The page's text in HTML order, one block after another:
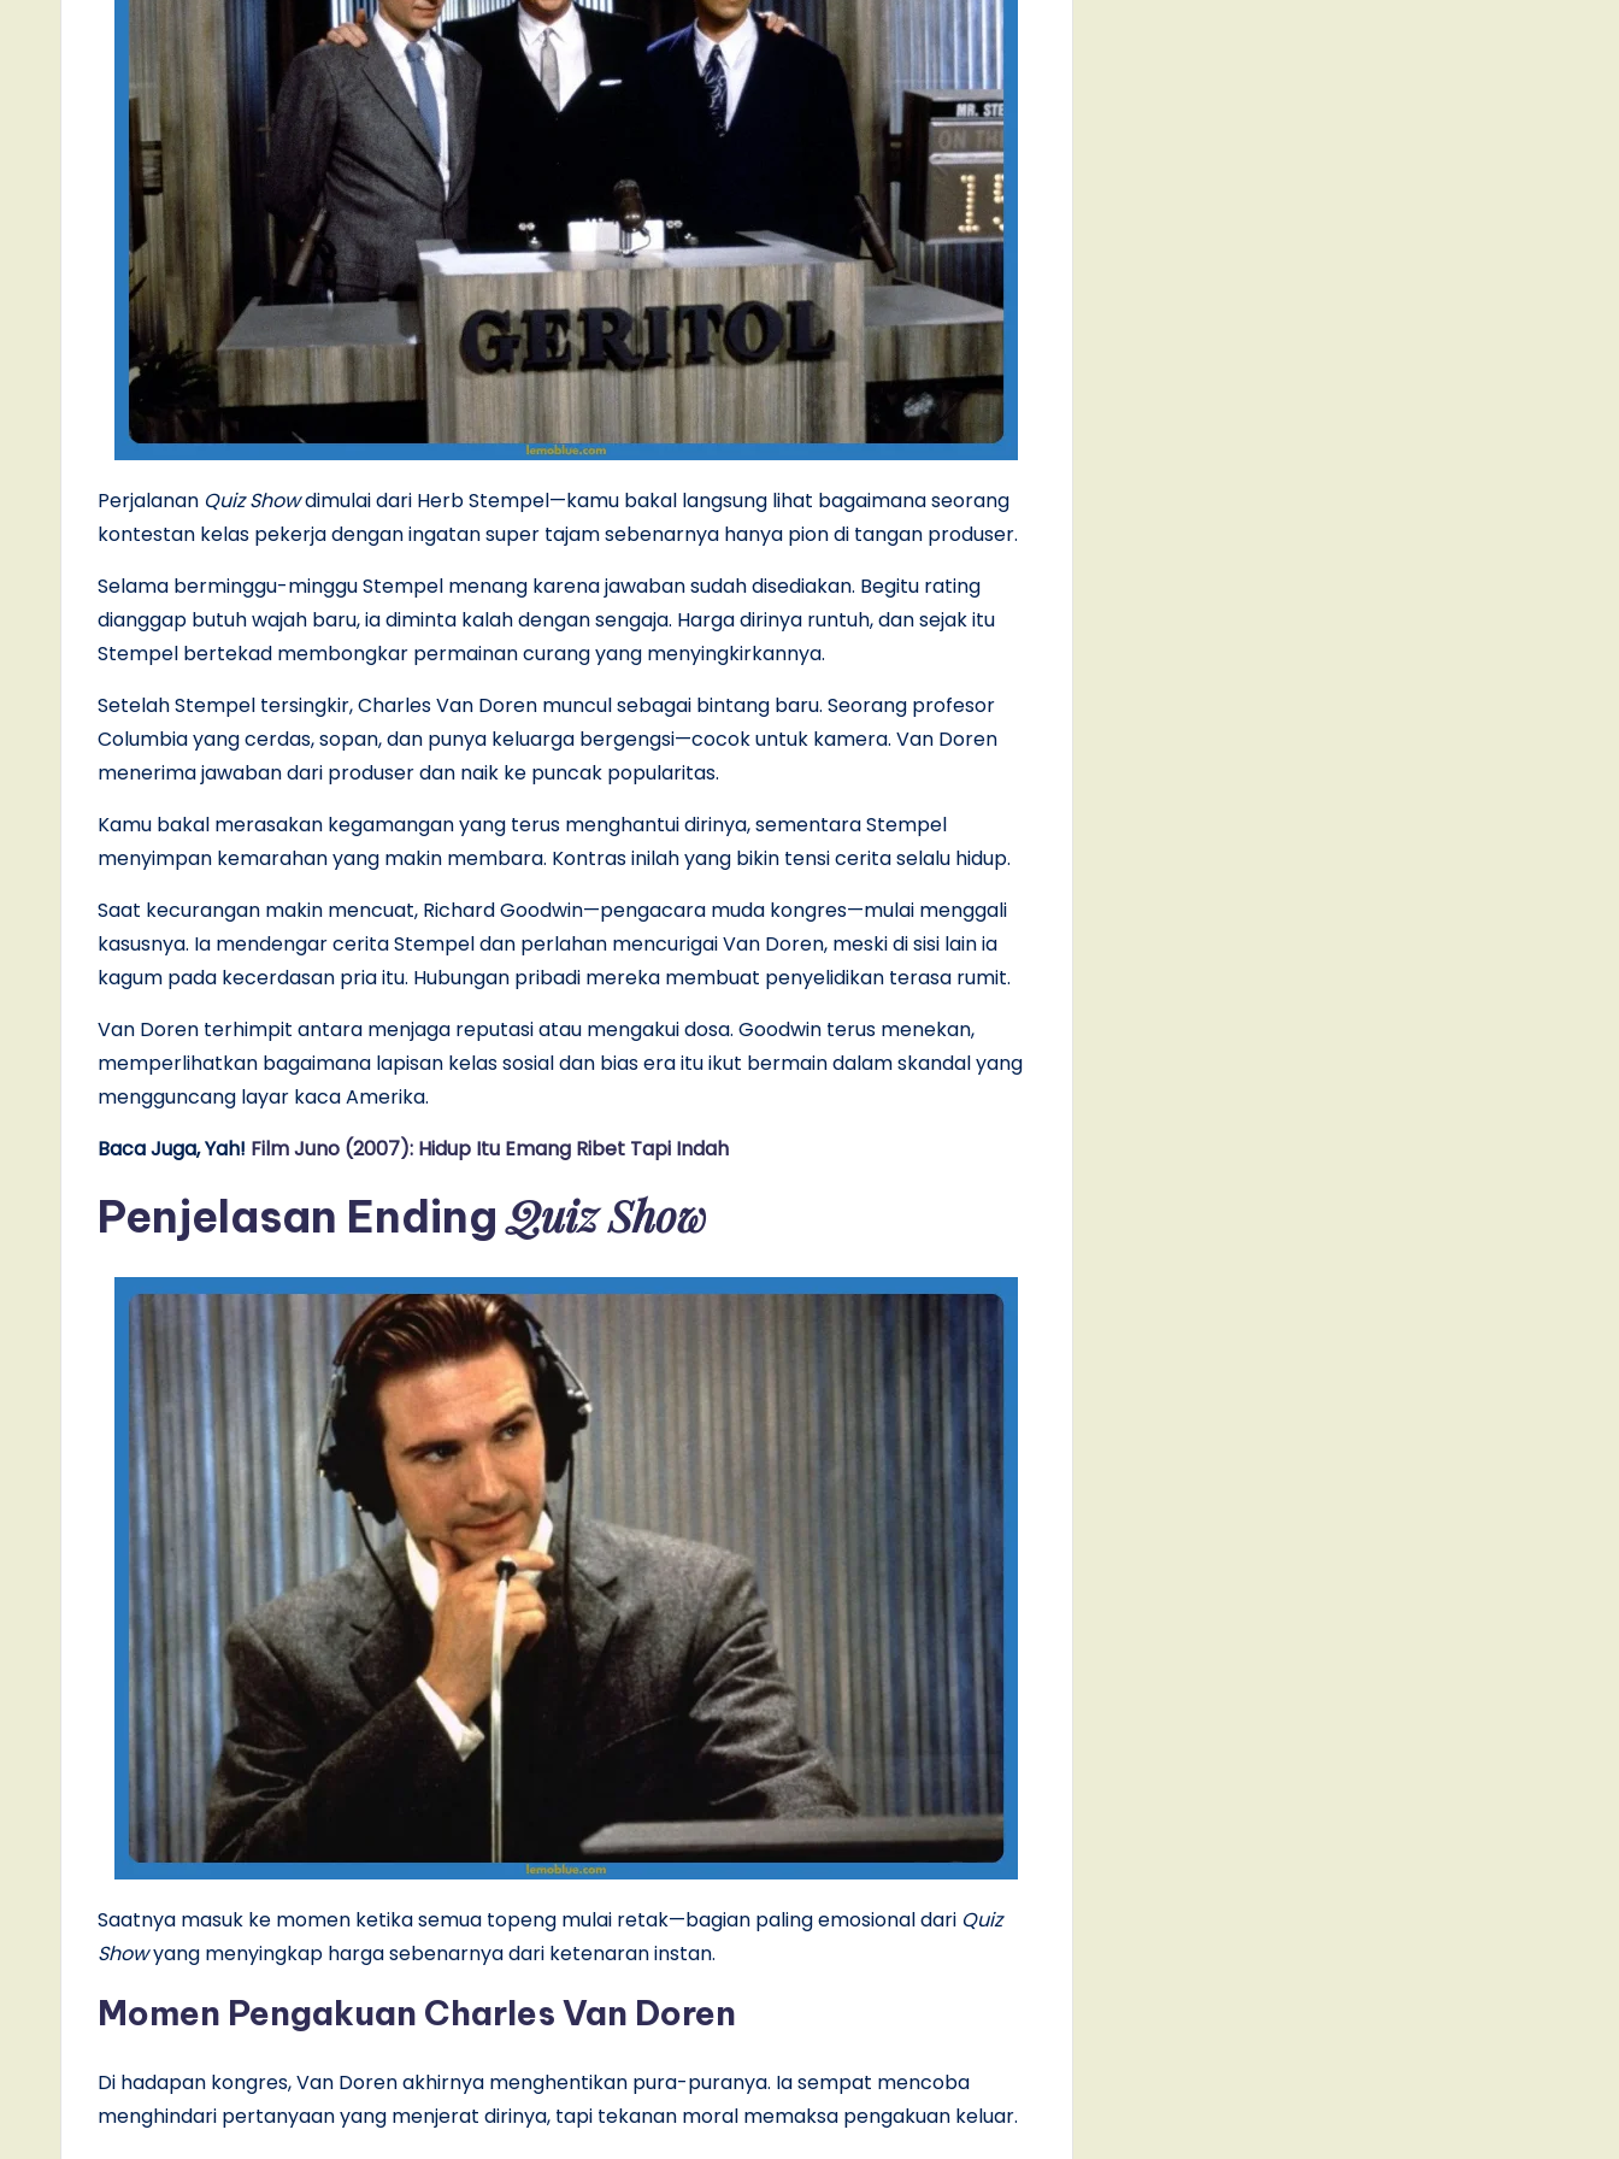
Perjalanan Quiz Showdimulai dari Herb Stempel—kamu bakal langsung lihat bagaimana seorang
kontestan kelas pekerja dengan ingatan super tajam sebenarnya hanya pion di tangan produser.
Selama berminggu-minggu Stempel menang karena jawaban sudah disediakan. Begitu rating
dianggap butuh wajah baru, ia diminta kalah dengan sengaja. Harga dirinya runtuh, dan sejak itu
Stempel bertekad membongkar permainan curang yang menyingkirkannya.
Setelah Stempel tersingkir, Charles Van Doren muncul sebagai bintang baru. Seorang profesor
Columbia yang cerdas, sopan, dan punya keluarga bergengsi—cocok untuk kamera. Van Doren
menerima jawaban dari produser dan naik ke puncak popularitas.
Kamu bakal merasakan kegamangan yang terus menghantui dirinya, sementara Stempel
menyimpan kemarahan yang makin membara. Kontras inilah yang bikin tensi cerita selalu hidup.
Saat kecurangan makin mencuat, Richard Goodwin—pengacara muda kongres—mulai menggali
kasusnya. Ia mendengar cerita Stempel dan perlahan mencurigai Van Doren, meski di sisi lain ia
kagum pada kecerdasan pria itu. Hubungan pribadi mereka membuat penyelidikan terasa rumit.
Van Doren terhimpit antara menjaga reputasi atau mengakui dosa. Goodwin terus menekan,
memperlihatkan bagaimana lapisan kelas sosial dan bias era itu ikut bermain dalam skandal yang
mengguncang layar kaca Amerika.
Baca Juga, Yah! Film Juno (2007): Hidup Itu Emang Ribet Tapi Indah
Penjelasan EndingQuiz Show
Saatnya masuk ke momen ketika semua topeng mulai retak—bagian paling emosional dari Quiz
Showyang menyingkap harga sebenarnya dari ketenaran instan.
Momen Pengakuan Charles Van Doren
Di hadapan kongres, Van Doren akhirnya menghentikan pura-puranya. Ia sempat mencoba
menghindari pertanyaan yang menjerat dirinya, tapi tekanan moral memaksa pengakuan keluar.